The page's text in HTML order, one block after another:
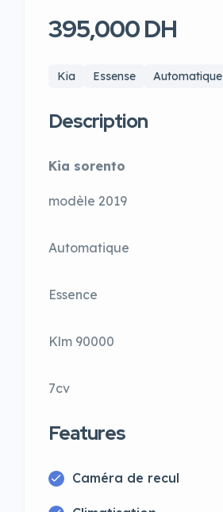
395,000 DH
Kia Essense Automatique
Description
Kia sorento
modèle 2019
Automatique
Essence
Klm 90000
7cv
Features
Caméra de recul